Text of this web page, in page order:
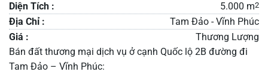
Diện Tích : 5.000 m2
Địa Chỉ :
Tam Đảo - Vĩnh Phúc
Giá :
Thương Lượng
Bán đất thương mại dịch vụ ở cạnh Quốc lộ 2B đường đi
Tam Đảo – Vĩnh Phúc: